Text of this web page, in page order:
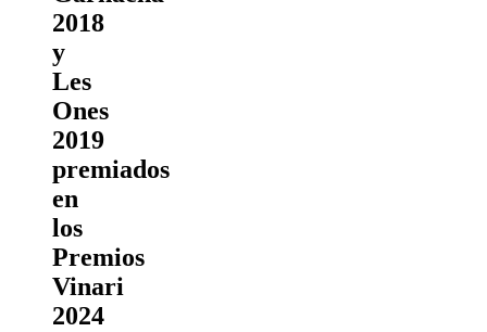
2018
y
Les
Ones
2019
premiados
en
los
Premios
Vinari
2024